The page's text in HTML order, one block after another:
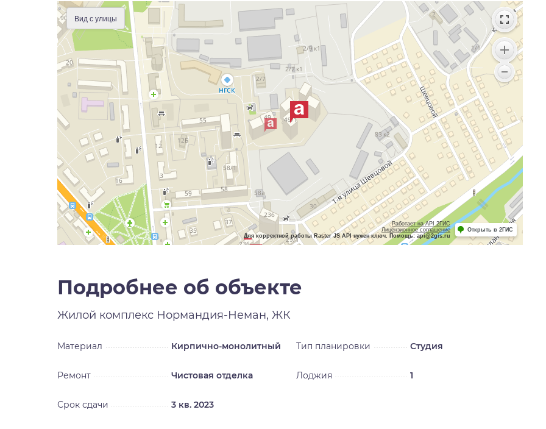
Вид с улицы
Работает на API 2ГИС
Лицензионное соглашение
Для корректной работы Raster JS API нужен ключ. Помощь: api@2gis.ru
Открыть в 2ГИС
Подробнее об объекте
Жилой комплекс Нормандия-Неман, ЖК
Материал Кирпично-монолитный Тип планировки Студия
Ремонт Чистовая отделка Лоджия 1
Срок сдачи 3 кв. 2023